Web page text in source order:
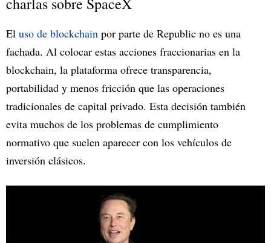
El uso de blockchain por parte de Republic no es una
fachada. Al colocar estas acciones fraccionarias en la
blockchain, la plataforma ofrece transparencia,
portabilidad y menos fricción que las operaciones
tradicionales de capital privado. Esta decisión también
evita muchos de los problemas de cumplimiento
normativo que suelen aparecer con los vehículos de
inversión clásicos.